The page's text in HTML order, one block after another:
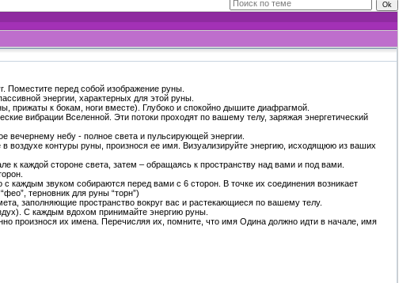
Поместите перед собой изображение руны.
энергии, характерных для этой руны.
прижаты к бокам, ноги вместе). Глубоко и спокойно дышите диафрагмой.
вибрации Вселенной. Эти потоки проходят по вашему телу, заряжая энергетический
вечернему небу - полное света и пульсирующей энергии.
воздухе контуры руны, произнося ее имя. Визуализируйте энергию, исходящюю из ваших
к каждой стороне света, затем – обращаясь к пространству над вами и под вами.
каждым звуком собираются перед вами с 6 сторон. В точке их соединения возникает
терновник для руны “торн”)
заполняющие пространство вокруг вас и растекающиеся по вашему телу.
С каждым вдохом принимайте энергию руны.
произнося их имена. Перечисляя их, помните, что имя Одина должно идти в начале, имя